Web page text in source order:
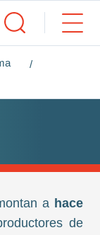
a hace
de